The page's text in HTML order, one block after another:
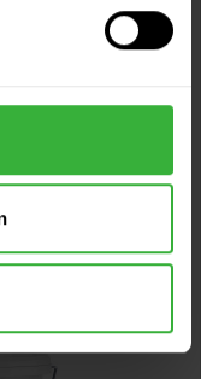
lösemittel-
89,49 €